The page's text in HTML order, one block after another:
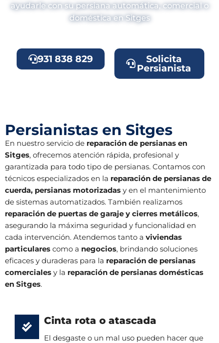
ayudarle con su persiana automática, comercial o
doméstica en Sitges
931 838 829
Solicita
Persianista
Persianistas en Sitges
En nuestro servicio de reparación de persianas en
Sitges, ofrecemos atención rápida, profesional y
garantizada para todo tipo de persianas. Contamos con
técnicos especializados en la reparación de persianas de
cuerda, persianas motorizadas y en el mantenimiento
de sistemas automatizados. También realizamos
reparación de puertas de garaje y cierres metálicos,
asegurando la máxima seguridad y funcionalidad en
cada intervención. Atendemos tanto a viviendas
particulares como a negocios, brindando soluciones
eficaces y duraderas para la reparación de persianas
comerciales y la reparación de persianas domésticas
en Sitges.
Cinta rota o atascada
El desgaste o un mal uso pueden hacer que